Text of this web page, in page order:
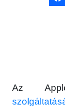
Az